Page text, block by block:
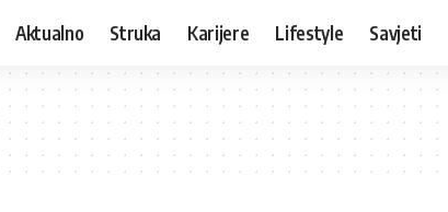
Aktualno Struka Karijere Lifestyle Savjeti